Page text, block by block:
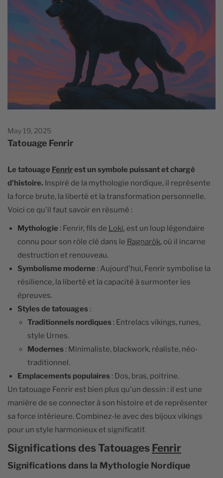
May 19, 2025
Tatouage Fenrir
Le tatouage Fenrirest un symbole puissant et chargé
d'histoire. Inspiré de la mythologie nordique, il représente
la force brute, la liberté et la transformation personnelle.
Voici ce qu'il faut savoir en résumé :
Mythologie : Fenrir, fils de Loki, est un loup légendaire
connu pour son rôle clé dans le Ragnarök, où il incarne
destruction et renouveau.
Symbolisme moderne : Aujourd'hui, Fenrir symbolise la
résilience, la liberté et la capacité à surmonter les
épreuves.
Styles de tatouages :
Traditionnels nordiques : Entrelacs vikings, runes,
style Urnes.
Modernes : Minimaliste, blackwork, réaliste, néo-
traditionnel.
Emplacements populaires : Dos, bras, poitrine.
Un tatouage Fenrir est bien plus qu'un dessin : il est une
manière de se connecter à son histoire et de représenter
sa force intérieure. Combinez-le avec des bijoux vikings
pour un style harmonieux et significatif.
Significations des Tatouages Fenrir
Significations dans la Mythologie Nordique